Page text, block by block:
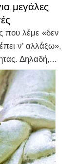
μεγάλες
που λέμε «δεν
ν’ αλλάξω»,
Δηλαδή,...